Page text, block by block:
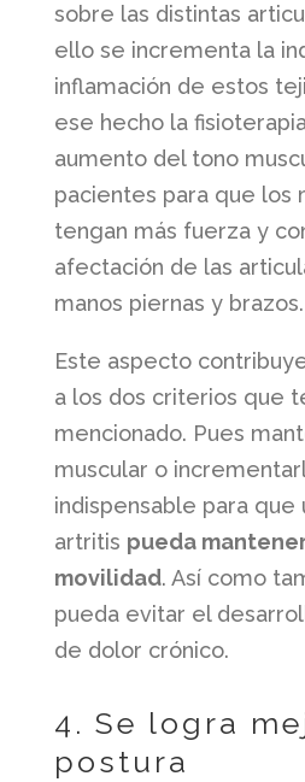
sobre las distintas
ello se incrementa la
inflamación de estos
ese hecho la
aumento del tono
pacientes para que los
tengan más fuerza y
afectación de las
manos piernas y brazos.
Este aspecto
a los dos criterios que
mencionado. Pues
muscular o
indispensable para que
artritis pueda
movilidad. Así como
pueda evitar el
de dolor crónico.
4. Se logra
postura